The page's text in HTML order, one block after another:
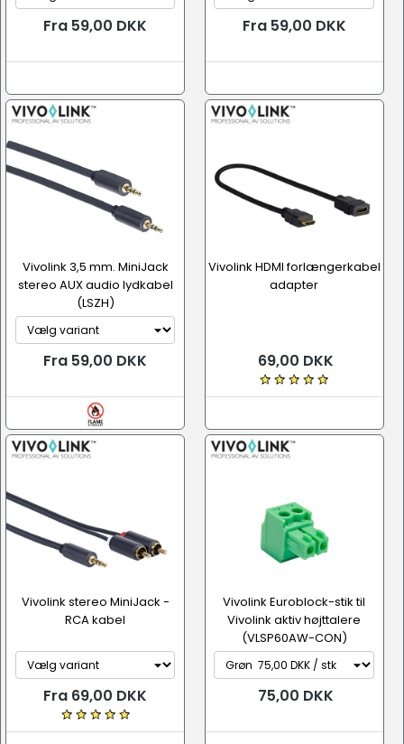
Fra 59,00 DKK Fra 59,00 DKK
Vivolink 3,5 mm. MiniJack
stereo AUX audio lydkabel
(LSZH)
Fra 59,00 DKK
Vivolink HDMI forlængerkabel
adapter
69,00 DKK
Vivolink stereo MiniJack -
RCA kabel
Fra 69,00 DKK
Vivolink Euroblock-stik til
Vivolink aktiv højttalere
(VLSP60AW-CON)
75,00 DKK